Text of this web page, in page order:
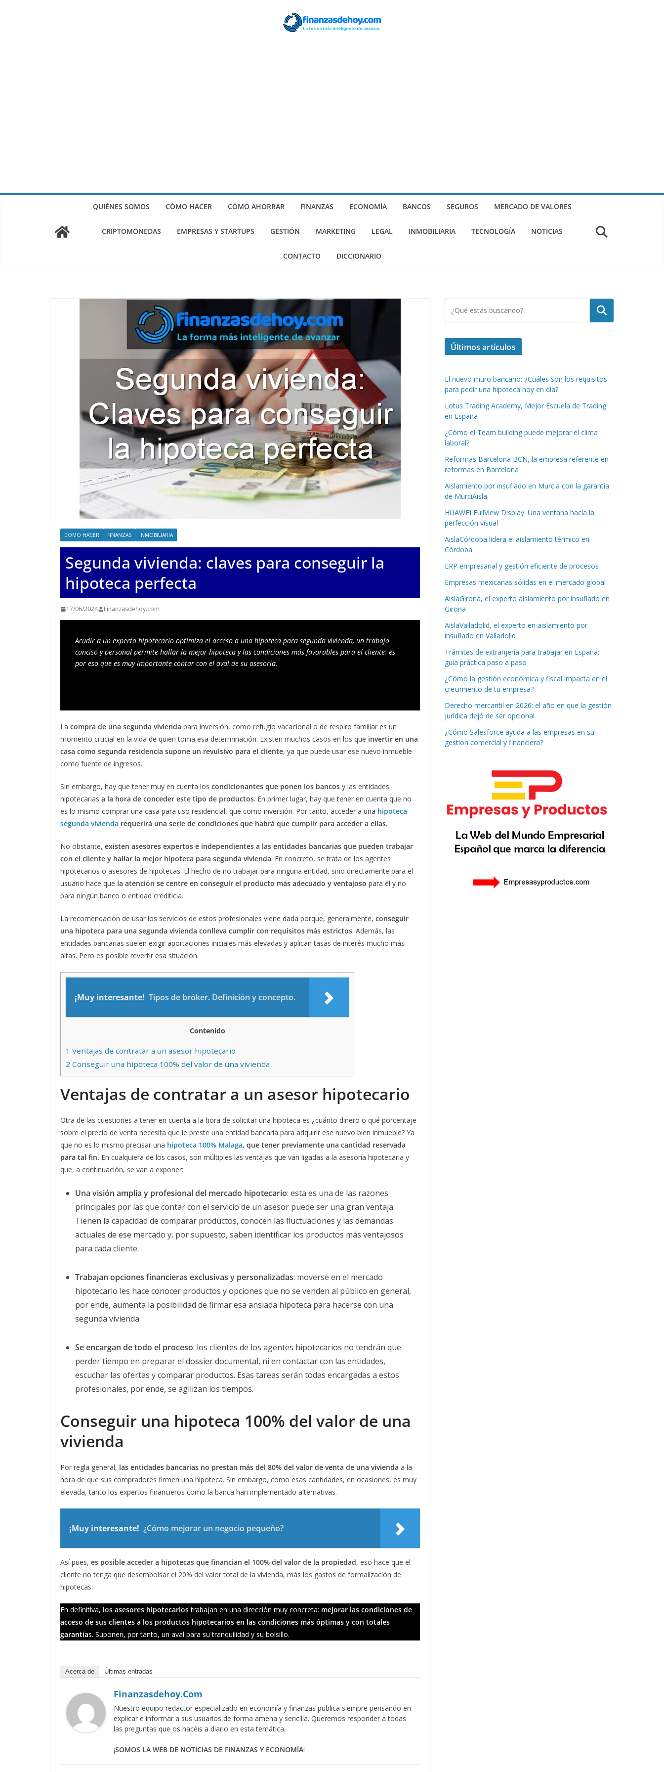
QUIÉNES SOMOS CÓMO HACER CÓMO AHORRAR FINANZAS ECONOMÍA BANCOS SEGUROS MERCADO DE VALORES
CRIPTOMONEDAS EMPRESAS Y STARTUPS GESTIÓN MARKETING LEGAL INMOBILIARIA TECNOLOGÍA NOTICIAS
CONTACTO DICCIONARIO
COMO HACER FINANZAS INMOBILIARIA
Segunda vivienda: claves para conseguir la
hipoteca perfecta
17/06/2024 Finanzasdehoy.com
Acudir a un experto hipotecario optimiza el acceso a una hipoteca para segunda vivienda, un trabajo
conciso y personal permite hallar la mejor hipoteca y las condiciones más favorables para el cliente; es
por eso que es muy importante contar con el aval de su asesoría.
La compra de una segunda vivienda para inversión, como refugio vacacional o de respiro familiar es un
momento crucial en la vida de quien toma esa determinación. Existen muchos casos en los que invertir en una
casa como segunda residencia supone un revulsivo para el cliente, ya que puede usar ese nuevo inmueble
como fuente de ingresos.
Sin embargo, hay que tener muy en cuenta los condicionantes que ponen los bancos y las entidades
hipotecarias a la hora de conceder este tipo de productos. En primer lugar, hay que tener en cuenta que no
es lo mismo comprar una casa para uso residencial, que como inversión. Por tanto, acceder a una hipoteca
segunda vivienda requerirá una serie de condiciones que habrá que cumplir para acceder a ellas.
No obstante, existen asesores expertos e independientes a las entidades bancarias que pueden trabajar
con el cliente y hallar la mejor hipoteca para segunda vivienda. En concreto, se trata de los agentes
hipotecarios o asesores de hipotecas. El hecho de no trabajar para ninguna entidad, sino directamente para el
usuario hace que la atención se centre en conseguir el producto más adecuado y ventajoso para él y no
para ningún banco o entidad crediticia.
La recomendación de usar los servicios de estos profesionales viene dada porque, generalmente, conseguir
una hipoteca para una segunda vivienda conlleva cumplir con requisitos más estrictos. Además, las
entidades bancarias suelen exigir aportaciones iniciales más elevadas y aplican tasas de interés mucho más
altas. Pero es posible revertir esa situación.
¡Muy interesante! Tipos de bróker. Definición y concepto.
Contenido
1 Ventajas de contratar a un asesor hipotecario
2 Conseguir una hipoteca 100% del valor de una vivienda
Ventajas de contratar a un asesor hipotecario
Otra de las cuestiones a tener en cuenta a la hora de solicitar una hipoteca es ¿cuánto dinero o qué porcentaje
sobre el precio de venta necesita que le preste una entidad bancaria para adquirir ese nuevo bien inmueble? Ya
que no es lo mismo precisar una hipoteca 100% Malaga, que tener previamente una cantidad reservada
para tal fin. En cualquiera de los casos, son múltiples las ventajas que van ligadas a la asesoría hipotecaria y
que, a continuación, se van a exponer:
Una visión amplia y profesional del mercado hipotecario: esta es una de las razones
principales por las que contar con el servicio de un asesor puede ser una gran ventaja.
Tienen la capacidad de comparar productos, conocen las fluctuaciones y las demandas
actuales de ese mercado y, por supuesto, saben identificar los productos más ventajosos
para cada cliente.
Trabajan opciones financieras exclusivas y personalizadas: moverse en el mercado
hipotecario les hace conocer productos y opciones que no se venden al público en general,
por ende, aumenta la posibilidad de firmar esa ansiada hipoteca para hacerse con una
segunda vivienda.
Se encargan de todo el proceso: los clientes de los agentes hipotecarios no tendrán que
perder tiempo en preparar el dossier documental, ni en contactar con las entidades,
escuchar las ofertas y comparar productos. Esas tareas serán todas encargadas a estos
profesionales, por ende, se agilizan los tiempos.
Conseguir una hipoteca 100% del valor de una
vivienda
Por regla general, las entidades bancarias no prestan más del 80% del valor de venta de una vivienda a la
hora de que sus compradores firmen una hipoteca. Sin embargo, como esas cantidades, en ocasiones, es muy
elevada, tanto los expertos financieros como la banca han implementado alternativas.
¡Muy interesante! ¿Cómo mejorar un negocio pequeño?
Así pues, es posible acceder a hipotecas que financian el 100% del valor de la propiedad, eso hace que el
cliente no tenga que desembolsar el 20% del valor total de la vivienda, más los gastos de formalización de
hipotecas.
En definitiva, los asesores hipotecariostrabajan en una dirección muy concreta: mejorar las condiciones de
acceso de sus clientes a los productos hipotecarios en las condiciones más óptimas y con totales
garantías. Suponen, por tanto, un aval para su tranquilidad y su bolsillo.
Acerca de Últimas entradas
Finanzasdehoy.com
Nuestro equipo redactor especializado en economía y finanzas publica siempre pensando en
explicar e informar a sus usuarios de forma amena y sencilla. Queremos responder a todas
las preguntas que os hacéis a diario en esta temática.
¡SOMOS LA WEB DE NOTICIAS DE FINANZAS Y ECONOMÍA!
Buscar
Últimos artículos
El nuevo muro bancario: ¿Cuáles son los requisitos
para pedir una hipoteca hoy en día?
Lotus Trading Academy, Mejor Escuela de Trading
en España
¿Cómo el Team building puede mejorar el clima
laboral?
Reformas Barcelona BCN, la empresa referente en
reformas en Barcelona
Aislamiento por insuflado en Murcia con la garantía
de MurciAisla
HUAWEI FullView Display: Una ventana hacia la
perfección visual
AislaCórdoba lidera el aislamiento térmico en
Córdoba
ERP empresarial y gestión eficiente de procesos
Empresas mexicanas sólidas en el mercado global
AislaGirona, el experto aislamiento por insuflado en
Girona
AislaValladolid, el experto en aislamiento por
insuflado en Valladolid
Trámites de extranjería para trabajar en España:
guía práctica paso a paso
¿Cómo la gestión económica y fiscal impacta en el
crecimiento de tu empresa?
Derecho mercantil en 2026: el año en que la gestión
jurídica dejó de ser opcional
¿Cómo Salesforce ayuda a las empresas en su
gestión comercial y financiera?